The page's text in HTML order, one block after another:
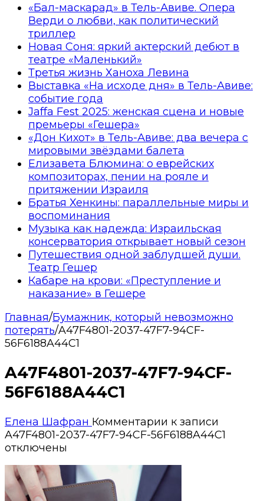
«Бал-маскарад» в Тель-Авиве. Опера
Верди о любви, как политический
триллер
Новая Соня: яркий актерский дебют в
театре «Маленький»
Третья жизнь Ханоха Левина
Выставка «На исходе дня» в Тель-Авиве:
событие года
Jaffa Fest 2025: женская сцена и новые
премьеры «Гешера»
«Дон Кихот» в Тель-Авиве: два вечера с
мировыми звёздами балета
Елизавета Блюмина: о еврейских
композиторах, пении на рояле и
притяжении Израиля
Братья Хенкины: параллельные миры и
воспоминания
Музыка как надежда: Израильская
консерватория открывает новый сезон
Путешествия одной заблудшей души.
Театр Гешер
Кабаре на крови: «Преступление и
наказание» в Гешере
Главная/Бумажник, который невозможно
потерять/A47F4801-2037-47F7-94CF-
56F6188A44C1
A47F4801-2037-47F7-94CF-
56F6188A44C1
Елена Шафран Комментарии к записи
A47F4801-2037-47F7-94CF-56F6188A44C1
отключены